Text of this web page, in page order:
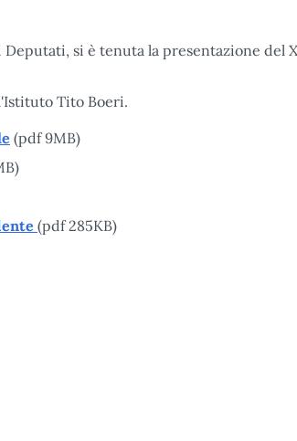
si è tenuta la presentazione del
Tito Boeri.
(pdf 9MB)
(pdf 285KB)